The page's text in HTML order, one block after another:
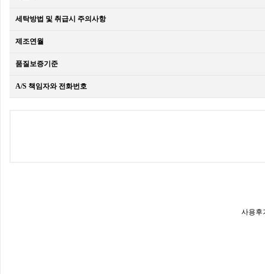
세탁방법 및 취급시 주의사항
제조연월
품질보증기준
A/S 책임자와 전화번호
사용후